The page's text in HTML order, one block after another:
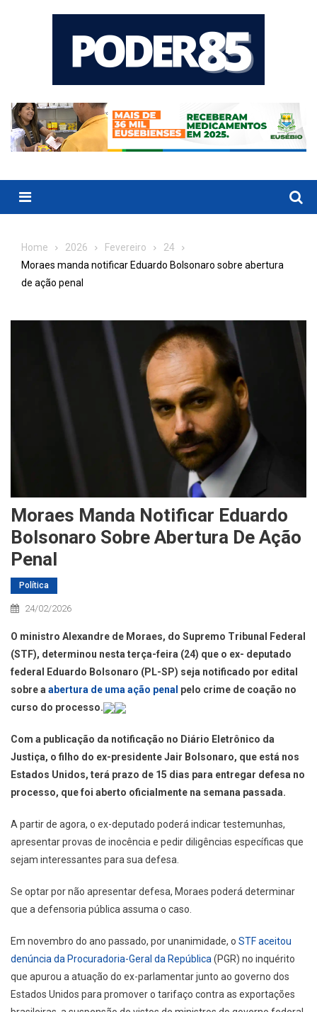
Menu
Home 2026 Fevereiro
24
Moraes manda notificar Eduardo Bolsonaro sobre abertura
de ação penal
Moraes Manda Notificar Eduardo
Bolsonaro Sobre Abertura De Ação
Penal
Política
24/02/2026
O ministro Alexandre de Moraes, do Supremo Tribunal Federal
(STF), determinou nesta terça-feira (24) que o ex- deputado
federal Eduardo Bolsonaro (PL-SP) seja notificado por edital
sobre a abertura de uma ação penal pelo crime de coação no
curso do processo.
Com a publicação da notificação no Diário Eletrônico da
Justiça, o filho do ex-presidente Jair Bolsonaro, que está nos
Estados Unidos, terá prazo de 15 dias para entregar defesa no
processo, que foi aberto oficialmente na semana passada.
A partir de agora, o ex-deputado poderá indicar testemunhas,
apresentar provas de inocência e pedir diligências específicas que
sejam interessantes para sua defesa.
Se optar por não apresentar defesa, Moraes poderá determinar
que a defensoria pública assuma o caso.
Em novembro do ano passado, por unanimidade, o STF aceitou
denúncia da Procuradoria-Geral da República (PGR) no inquérito
que apurou a atuação do ex-parlamentar junto ao governo dos
Estados Unidos para promover o tarifaço contra as exportações